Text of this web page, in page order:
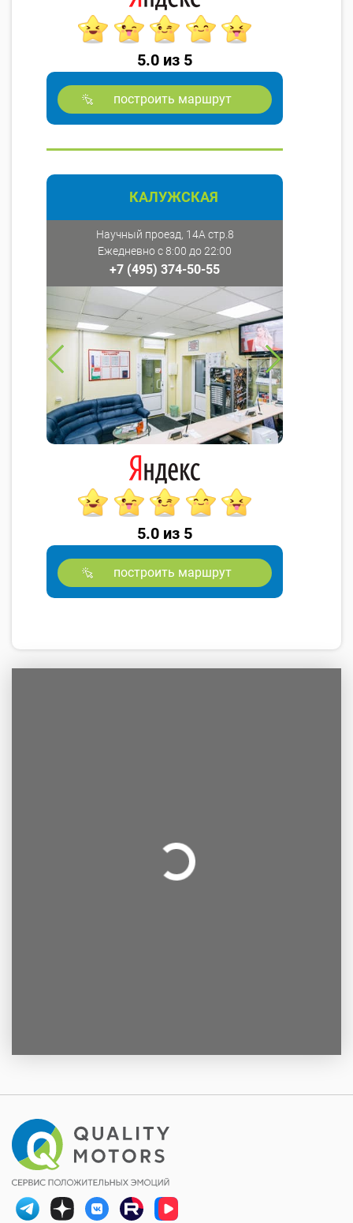
5.0 из 5
построить маршрут
КАЛУЖСКАЯ
Научный проезд, 14А стр.8
Ежедневно с 8:00 до 22:00
+7 (495) 374-50-55
5.0 из 5
построить маршрут